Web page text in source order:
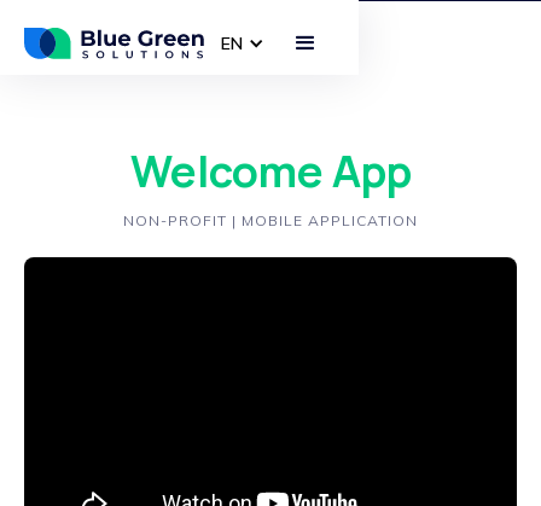
EN
Welcome App
NON-PROFIT | MOBILE APPLICATION